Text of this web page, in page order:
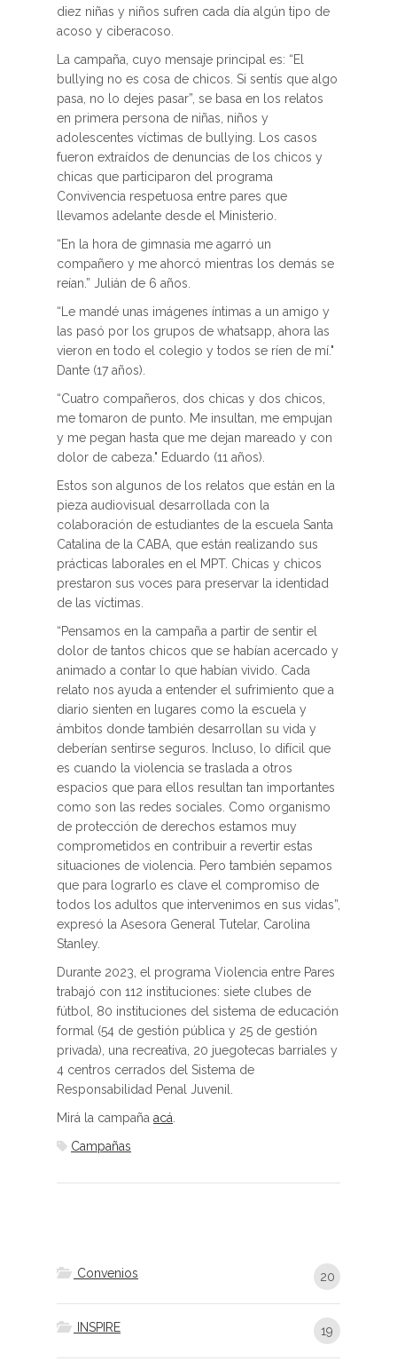
diez niñas y niños sufren cada día algún tipo de
acoso y ciberacoso.
La campaña, cuyo mensaje principal es: “El
bullying no es cosa de chicos. Si sentís que algo
pasa, no lo dejes pasar”, se basa en los relatos
en primera persona de niñas, niños y
adolescentes víctimas de bullying. Los casos
fueron extraídos de denuncias de los chicos y
chicas que participaron del programa
Convivencia respetuosa entre pares que
llevamos adelante desde el Ministerio.
“En la hora de gimnasia me agarró un
compañero y me ahorcó mientras los demás se
reían.” Julián de 6 años.
“Le mandé unas imágenes íntimas a un amigo y
las pasó por los grupos de whatsapp, ahora las
vieron en todo el colegio y todos se ríen de mí."
Dante (17 años).
“Cuatro compañeros, dos chicas y dos chicos,
me tomaron de punto. Me insultan, me empujan
y me pegan hasta que me dejan mareado y con
dolor de cabeza." Eduardo (11 años).
Estos son algunos de los relatos que están en la
pieza audiovisual desarrollada con la
colaboración de estudiantes de la escuela Santa
Catalina de la CABA, que están realizando sus
prácticas laborales en el MPT. Chicas y chicos
prestaron sus voces para preservar la identidad
de las víctimas.
“Pensamos en la campaña a partir de sentir el
dolor de tantos chicos que se habían acercado y
animado a contar lo que habían vivido. Cada
relato nos ayuda a entender el sufrimiento que a
diario sienten en lugares como la escuela y
ámbitos donde también desarrollan su vida y
deberían sentirse seguros. Incluso, lo difícil que
es cuando la violencia se traslada a otros
espacios que para ellos resultan tan importantes
como son las redes sociales. Como organismo
de protección de derechos estamos muy
comprometidos en contribuir a revertir estas
situaciones de violencia. Pero también sepamos
que para lograrlo es clave el compromiso de
todos los adultos que intervenimos en sus vidas”,
expresó la Asesora General Tutelar, Carolina
Stanley.
Durante 2023, el programa Violencia entre Pares
trabajó con 112 instituciones: siete clubes de
fútbol, 80 instituciones del sistema de educación
formal (54 de gestión pública y 25 de gestión
privada), una recreativa, 20 juegotecas barriales y
4 centros cerrados del Sistema de
Responsabilidad Penal Juvenil.
Mirá la campaña acá
Campañas
Convenios 20
INSPIRE 19